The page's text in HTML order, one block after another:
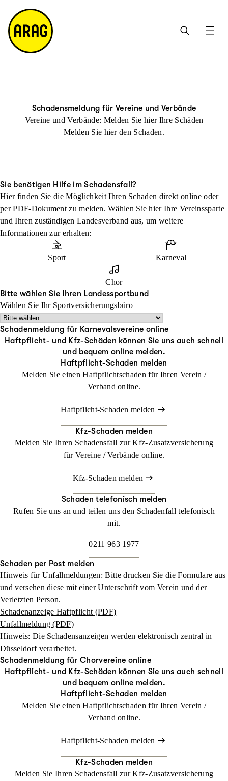
h
e
ta
k
ts
ei
te
e
m
a
p
Schadensmeldung für Vereine und Verbände
Vereine und Verbände: Melden Sie hier Ihre Schäden
Melden Sie hier den Schaden.
Sie benötigen Hilfe im Schadensfall?
Hier finden Sie die Möglichkeit Ihren Schaden direkt online oder
per PDF-Dokument zu melden. Wählen Sie hier Ihre Vereinssparte
und Ihren zuständigen Landesverband aus, um weitere
Informationen zur erhalten:
Sport Karneval
Chor
Bitte wählen Sie Ihren Landessportbund
Wählen Sie Ihr Sportversicherungsbüro
Schadenmeldung für Karnevalsvereine online
Haftpflicht- und Kfz-Schäden können Sie uns auch schnell
und bequem online melden.
Haftpflicht-Schaden melden
Melden Sie einen Haftpflichtschaden für Ihren Verein /
Verband online.
Haftpflicht-Schaden melden
Kfz-Schaden melden
Melden Sie Ihren Schadensfall zur Kfz-Zusatzversicherung
für Vereine / Verbände online.
Kfz-Schaden melden
Schaden telefonisch melden
Rufen Sie uns an und teilen uns den Schadenfall telefonisch
mit.
0211 963 1977
Schaden per Post melden
Hinweis für Unfallmeldungen: Bitte drucken Sie die Formulare aus
und versehen diese mit einer Unterschrift vom Verein und der
Verletzten Person.
Schadenanzeige Haftpflicht (PDF)
Unfallmeldung (PDF)
Hinweis: Die Schadensanzeigen werden elektronisch zentral in
Düsseldorf verarbeitet.
Schadenmeldung für Chorvereine online
Haftpflicht- und Kfz-Schäden können Sie uns auch schnell
und bequem online melden.
Haftpflicht-Schaden melden
Melden Sie einen Haftpflichtschaden für Ihren Verein /
Verband online.
Haftpflicht-Schaden melden
Kfz-Schaden melden
Melden Sie Ihren Schadensfall zur Kfz-Zusatzversicherung